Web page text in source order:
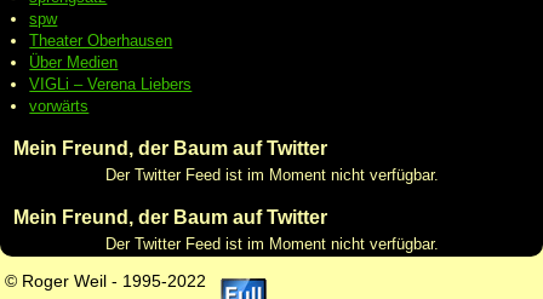
spw
Theater Oberhausen
Über Medien
VIGLi – Verena Liebers
vorwärts
Mein Freund, der Baum auf Twitter
Der Twitter Feed ist im Moment nicht verfügbar.
Mein Freund, der Baum auf Twitter
Der Twitter Feed ist im Moment nicht verfügbar.
© Roger Weil - 1995-2022